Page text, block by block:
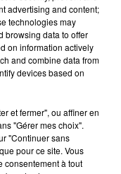
SE FAIRE
DE LA...
clinique qui a
ses
advertising and content;
technologies may
browsing data to offer
on information actively
and combine data from
devices based on
et fermer", ou affiner en
"Gérer mes choix".
"Continuer sans
pour ce site. Vous
consentement à tout